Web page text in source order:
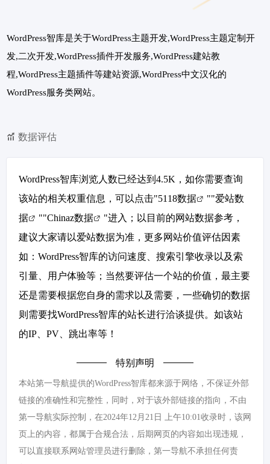
WordPress智库是关于WordPress主题开发,WordPress主题定制开
发,二次开发,WordPress插件开发服务,WordPress建站教
程,WordPress主题插件等建站资源,WordPress中文汉化的
WordPress服务类网站。
数据评估
WordPress智库浏览人数已经达到4.5K，如你需要查询
该站的相关权重信息，可以点击"5118数据 ""爱站数
据
""Chinaz数据
"进入；以目前的网站数据参考，
建议大家请以爱站数据为准，更多网站价值评估因素
如：WordPress智库的访问速度、搜索引擎收录以及索
引量、用户体验等；当然要评估一个站的价值，最主要
还是需要根据您自身的需求以及需要，一些确切的数据
则需要找WordPress智库的站长进行洽谈提供。如该站
的IP、PV、跳出率等！
特别声明
本站第一导航提供的WordPress智库都来源于网络，不保证外部
链接的准确性和完整性，同时，对于该外部链接的指向，不由
第一导航实际控制，在2024年12月21日 上午10:01收录时，该网
页上的内容，都属于合规合法，后期网页的内容如出现违规，
可以直接联系网站管理员进行删除，第一导航不承担任何责